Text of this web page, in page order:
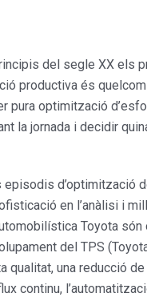
del segle XX els
productiva és
pura optimització
la jornada i decidir
d’optimització
en l’anàlisi i
Toyota
del TPS
qualitat, una reducció
continu,